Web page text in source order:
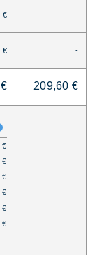
€ -
€ -
209,60 €
€
€
€
€
€
€